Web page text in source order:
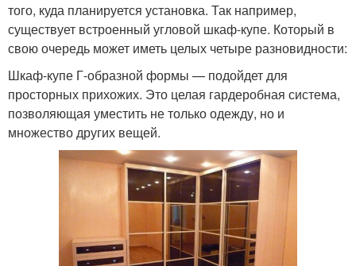
того, куда планируется установка. Так например,
существует встроенный угловой шкаф-купе. Который в
свою очередь может иметь целых четыре разновидности:
Шкаф-купе Г-образной формы — подойдет для
просторных прихожих. Это целая гардеробная система,
позволяющая уместить не только одежду, но и
множество других вещей.